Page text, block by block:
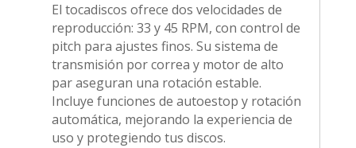
El tocadiscos ofrece dos velocidades de
reproducción: 33 y 45 RPM, con control de
pitch para ajustes finos. Su sistema de
transmisión por correa y motor de alto
par aseguran una rotación estable.
Incluye funciones de autoestop y rotación
automática, mejorando la experiencia de
uso y protegiendo tus discos.